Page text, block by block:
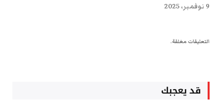
9 نوفمبر، 2025
التعليقات مغلقة.
قد يعجبك